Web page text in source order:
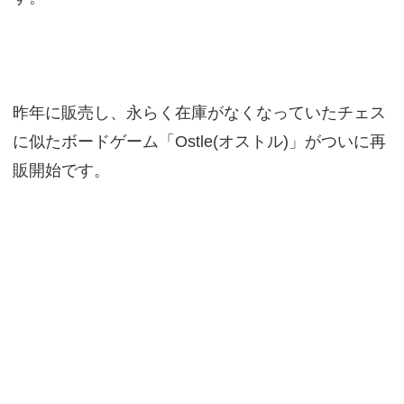
昨年に販売し、永らく在庫がなくなっていたチェス
に似たボードゲーム「Ostle(オストル)」がついに再
販開始です。